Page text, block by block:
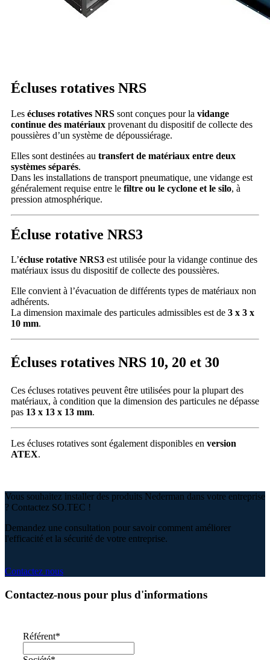
Écluses rotatives NRS
Les écluses rotatives NRS sont conçues pour la vidange
continue des matériaux provenant du dispositif de collecte des
poussières d’un système de dépoussiérage.
Elles sont destinées au transfert de matériaux entre deux
systèmes séparés.
Dans les installations de transport pneumatique, une vidange est
généralement requise entre le filtre ou le cyclone et le silo, à
pression atmosphérique.
Écluse rotative NRS3
L’écluse rotative NRS3 est utilisée pour la vidange continue des
matériaux issus du dispositif de collecte des poussières.
Elle convient à l’évacuation de différents types de matériaux non
adhérents.
La dimension maximale des particules admissibles est de 3 x 3 x
10 mm.
Écluses rotatives NRS 10, 20 et 30
Ces écluses rotatives peuvent être utilisées pour la plupart des
matériaux, à condition que la dimension des particules ne dépasse
pas 13 x 13 x 13 mm.
Les écluses rotatives sont également disponibles en version
ATEX.
Vous souhaitez installer des produits Nederman dans votre entreprise
? Contactez SO.TEC !
Demandez une consultation pour savoir comment améliorer
l'efficacité et la sécurité de votre entreprise.
Contactez nous
Contactez-nous pour plus d'informations
Référent*